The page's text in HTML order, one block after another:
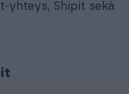
yhteys, Shipit sekä